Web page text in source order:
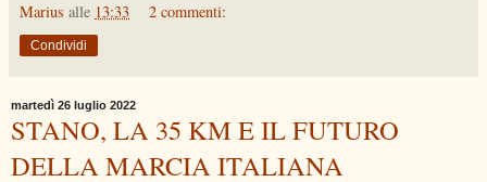
Marius alle 13:33 2 commenti:
Condividi
martedì 26 luglio 2022
STANO, LA 35 KM E IL FUTURO
DELLA MARCIA ITALIANA